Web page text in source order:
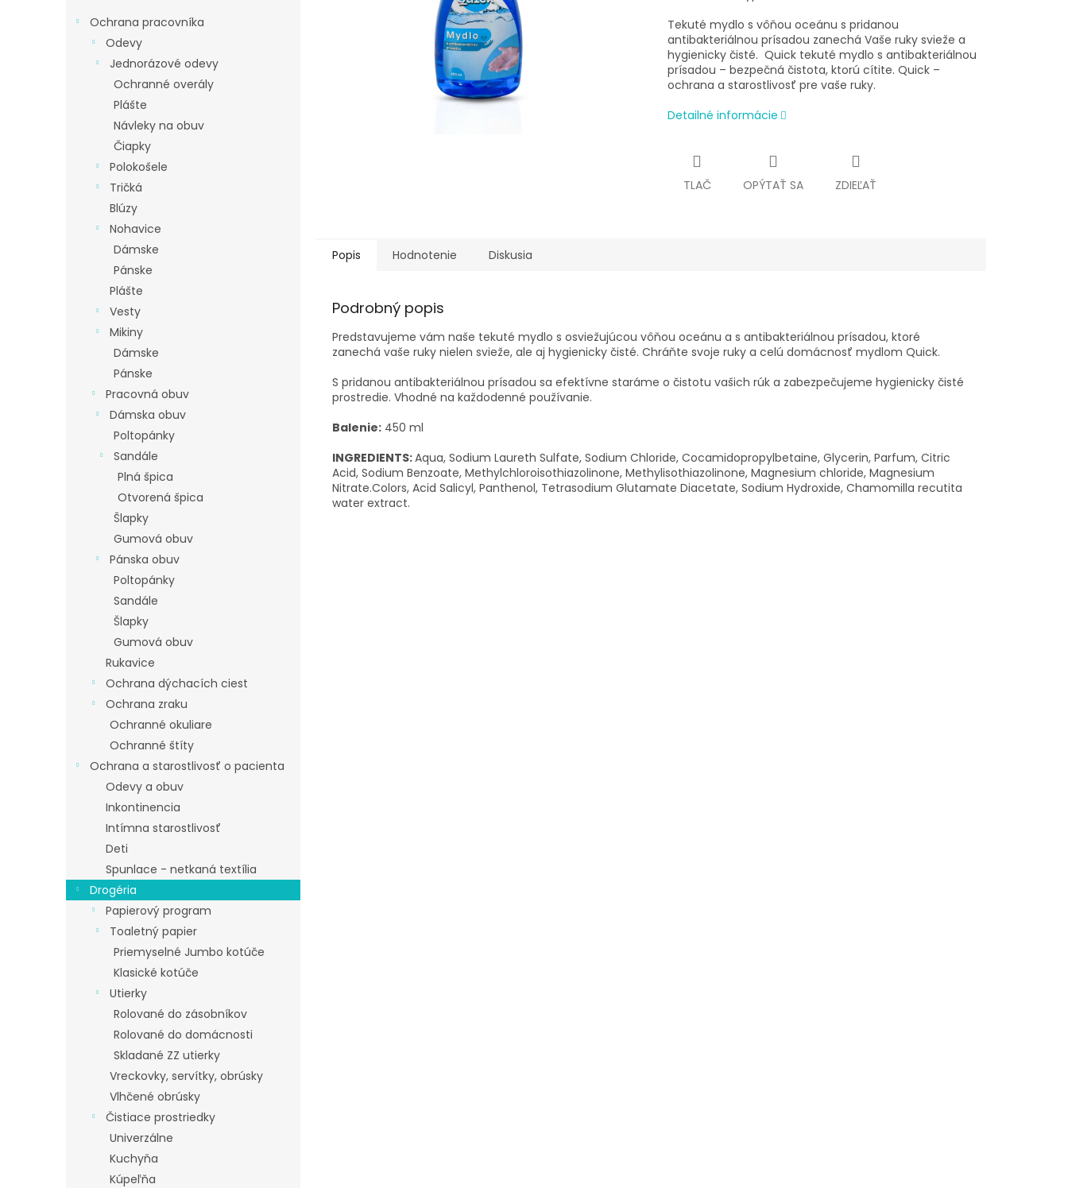
Ochrana pracovníka
Odevy
Jednorázové odevy
Ochranné overály
Plášte
Návleky na obuv
Čiapky
Polokošele
Tričká
Blúzy
Nohavice
Dámske
Pánske
Plášte
Vesty
Mikiny
Dámske
Pánske
Pracovná obuv
Dámska obuv
Poltopánky
Sandále
Plná špica
Otvorená špica
Šlapky
Gumová obuv
Pánska obuv
Poltopánky
Sandále
Šlapky
Gumová obuv
Rukavice
Ochrana dýchacích ciest
Ochrana zraku
Ochranné okuliare
Ochranné štíty
Ochrana a starostlivosť o pacienta
Odevy a obuv
Inkontinencia
Intímna starostlivosť
Deti
Spunlace - netkaná textília
Drogéria
Papierový program
Toaletný papier
Priemyselné Jumbo kotúče
Klasické kotúče
Utierky
Rolované do zásobníkov
Rolované do domácnosti
Skladané ZZ utierky
Vreckovky, servítky, obrúsky
Vlhčené obrúsky
Čistiace prostriedky
Univerzálne
Kuchyňa
Kúpeľňa
Tekuté mydlo s vôňou oceánu s pridanou
antibakteriálnou prísadou zanechá Vaše ruky svieže a
hygienicky čisté. Quick tekuté mydlo s antibakteriálnou
prísadou – bezpečná čistota, ktorú cítite. Quick –
ochrana a starostlivosť pre vaše ruky.
Detailné informácie
TLAČ OPÝTAŤ SA ZDIEĽAŤ
Popis Hodnotenie Diskusia
Podrobný popis
Predstavujeme vám naše tekuté mydlo s osviežujúcou vôňou oceánu a s antibakteriálnou prísadou, ktoré
zanechá vaše ruky nielen svieže, ale aj hygienicky čisté. Chráňte svoje ruky a celú domácnosť mydlom Quick.
S pridanou antibakteriálnou prísadou sa efektívne staráme o čistotu vašich rúk a zabezpečujeme hygienicky čisté
prostredie. Vhodné na každodenné používanie.
Balenie: 450 ml
INGREDIENTS:Aqua, Sodium Laureth Sulfate, Sodium Chloride, Cocamidopropylbetaine, Glycerin, Parfum, Citric
Acid, Sodium Benzoate, Methylchloroisothiazolinone, Methylisothiazolinone, Magnesium chloride, Magnesium
Nitrate.Colors, Acid Salicyl, Panthenol, Tetrasodium Glutamate Diacetate, Sodium Hydroxide, Chamomilla recutita
water extract.